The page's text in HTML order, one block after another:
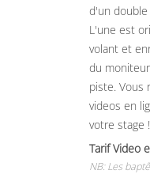
d'un
L'une est
volant et
du
piste. Vous
videos en
votre stage !
Tarif Video
NB: Les